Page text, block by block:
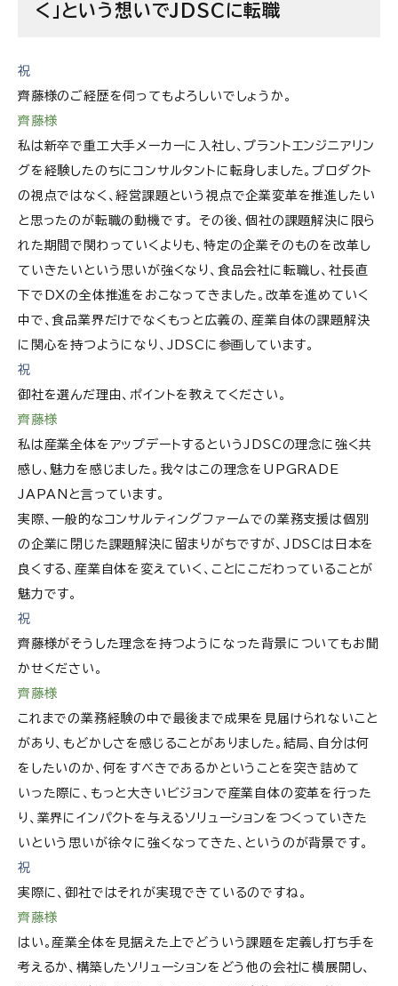
く」という想いでJDSCに転職
祝
齊藤様のご経歴を伺ってもよろしいでしょうか。
齊藤様
私は新卒で重工大手メーカーに入社し、プラントエンジニアリン
グを経験したのちにコンサルタントに転身しました。プロダクト
の視点ではなく、経営課題という視点で企業変革を推進したい
と思ったのが転職の動機です。 その後、個社の課題解決に限ら
れた期間で関わっていくよりも、特定の企業そのものを改革し
ていきたいという思いが強くなり、食品会社に転職し、社長直
下でDXの全体推進をおこなってきました。改革を進めていく
中で、食品業界だけでなくもっと広義の、産業自体の課題解決
に関心を持つようになり、JDSCに参画しています。
祝
御社を選んだ理由、ポイントを教えてください。
齊藤様
私は産業全体をアップデートするというJDSCの理念に強く共
感し、魅力を感じました。我々はこの理念をUPGRADE
JAPANと言っています。
実際、一般的なコンサルティングファームでの業務支援は個別
の企業に閉じた課題解決に留まりがちですが、JDSCは日本を
良くする、産業自体を変えていく、ことにこだわっていることが
魅力です。
祝
齊藤様がそうした理念を持つようになった背景についてもお聞
かせください。
齊藤様
これまでの業務経験の中で最後まで成果を見届けられないこと
があり、もどかしさを感じることがありました。結局、自分は何
をしたいのか、何をすべきであるかということを突き詰めて
いった際に、もっと大きいビジョンで産業自体の変革を行った
り、業界にインパクトを与えるソリューションをつくっていきた
いという思いが徐々に強くなってきた、というのが背景です。
祝
実際に、御社ではそれが実現できているのですね。
齊藤様
はい。産業全体を見据えた上でどういう課題を定義し打ち手を
考えるか、構築したソリューションをどう他の会社に横展開し、